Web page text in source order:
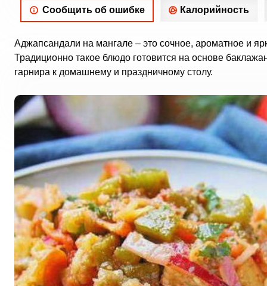
Сообщить об ошибке Калорийность
Аджапсандали на мангале – это сочное, ароматное и
Традиционно такое блюдо готовится на основе
гарнира к домашнему и праздничному столу.